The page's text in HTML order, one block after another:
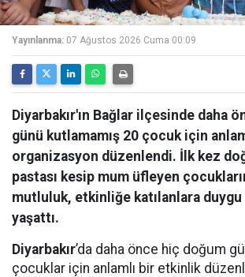
Yayınlanma: 07 Ağustos 2026 Cuma 00:09
Diyarbakır'ın Bağlar ilçesinde daha
günü kutlamamış 20 çocuk için
organizasyon düzenlendi. İlk kez
pastası kesip mum üfleyen
mutluluk, etkinliğe katılanlara
yaşattı.
Diyarbakır’da daha önce hiç doğum
çocuklar için anlamlı bir etkinlik